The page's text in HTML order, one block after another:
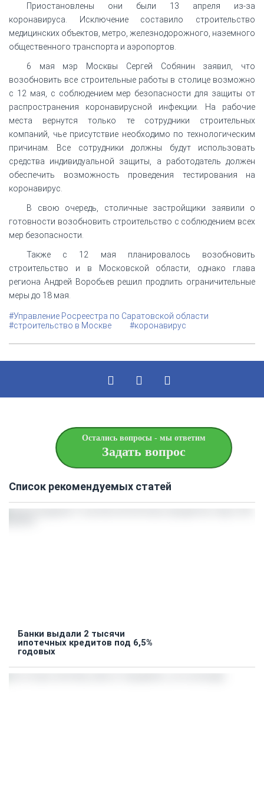
Приостановлены они были 13 апреля из-за
коронавируса. Исключение составило строительство
медицинских объектов, метро, железнодорожного, наземного
общественного транспорта и аэропортов.
6 мая мэр Москвы Сергей Собянин заявил, что
возобновить все строительные работы в столице возможно
с 12 мая, с соблюдением мер безопасности для защиты от
распространения коронавирусной инфекции. На рабочие
места вернутся только те сотрудники строительных
компаний, чье присутствие необходимо по технологическим
причинам. Все сотрудники должны будут использовать
средства индивидуальной защиты, а работодатель должен
обеспечить возможность проведения тестирования на
коронавирус.
В свою очередь, столичные застройщики заявили о
готовности возобновить строительство с соблюдением всех
мер безопасности.
Также с 12 мая планировалось возобновить
строительство и в Московской области, однако глава
региона Андрей Воробьев решил продлить ограничительные
меры до 18 мая.
#Управление Росреестра по Саратовской области
#строительство в Москве
#коронавирус
Остались вопросы - мы ответим
Задать вопрос
Список рекомендуемых статей
Банки выдали 2 тысячи
ипотечных кредитов под 6,5%
годовых